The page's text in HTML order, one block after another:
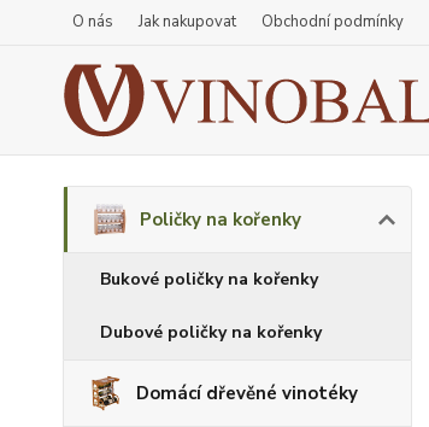
O nás Jak nakupovat Obchodní podmínky
Poličky na kořenky
Bukové poličky na kořenky
Dubové poličky na kořenky
Domácí dřevěné vinotéky